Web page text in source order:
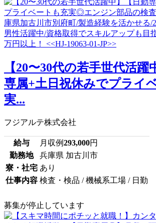
【20〜30代の若手世代活躍
専属+土日祝休みでプライ
実...
フジアルテ株式会社
給与 月収例293,000円
勤務地
兵庫県 加古川市
寮・社宅 あり
仕事内容 検査・検品 / 機械系工場 / 日勤
募集が停止しています